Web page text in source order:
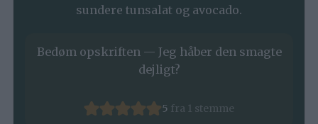
sundere tunsalat og avocado.
Bedøm opskriften — Jeg håber den smagte
dejligt?
5 fra 1 stemme